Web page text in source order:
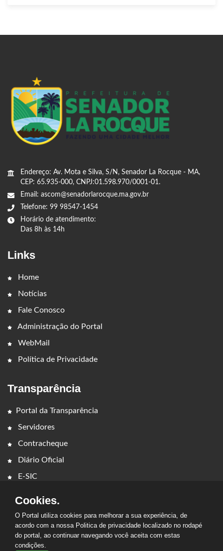
Endereço: Av. Mota e Silva, S/N, Senador La Rocque - MA,
CEP: 65.935-000, CNPJ:01.598.970/0001-01.
Email: ascom@senadorlarocque.ma.gov.br
Telefone: 99 98547-1454
Horário de atendimento:
Das 8h às 14h
Links
Home
Notícias
Fale Conosco
Administração do Portal
WebMail
Política de Privacidade
Transparência
Portal da Transparência
Servidores
Contracheque
Diário Oficial
E-SIC
Cookies.
O Portal utiliza cookies para melhorar a sua experiência, de
acordo com a nossa Politica de privacidade localizado no rodapé
do portal, ao continuar navegando você aceita com estas
condições.
2026 - PREFEITURA MUNICIPAL SENADOR LA ROCQUE. Todos os